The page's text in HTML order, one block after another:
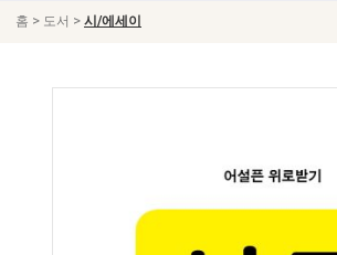
홈 > 도서 > 시/에세이